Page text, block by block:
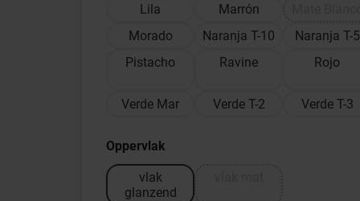
Lila
Marrón
Morado
Naranja T-10 Naranja T-5
Pistacho
Ravine Rojo
Verde Mar Verde T-2 Verde T-3
Oppervlak
vlak
glanzend